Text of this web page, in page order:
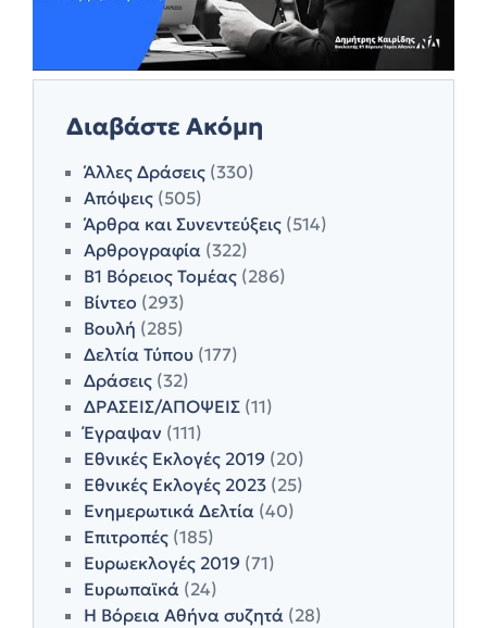
Διαβάστε Ακόμη
Άλλες Δράσεις (330)
Απόψεις (505)
Άρθρα και Συνεντεύξεις (514)
Αρθρογραφία (322)
Β1 Βόρειος Τομέας (286)
Βίντεο (293)
Βουλή (285)
Δελτία Τύπου (177)
Δράσεις (32)
ΔΡΑΣΕΙΣ/ΑΠΟΨΕΙΣ (11)
Έγραψαν (111)
Εθνικές Εκλογές 2019 (20)
Εθνικές Εκλογές 2023 (25)
Ενημερωτικά Δελτία (40)
Επιτροπές (185)
Ευρωεκλογές 2019 (71)
Ευρωπαϊκά (24)
Η Βόρεια Αθήνα συζητά (28)